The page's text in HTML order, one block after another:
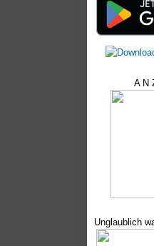
A N
Unglaublich